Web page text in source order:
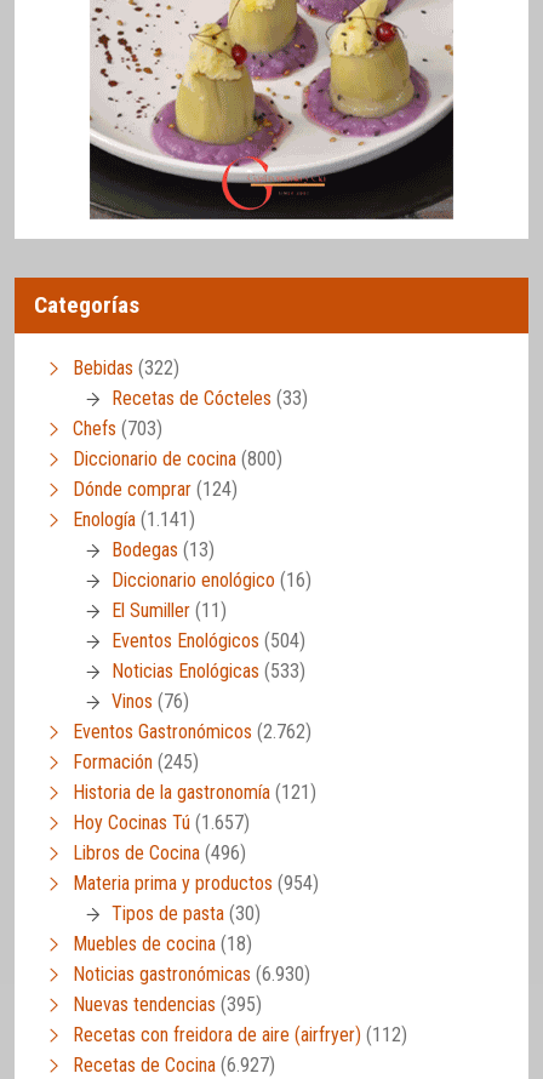
Categorías
Bebidas (322)
Recetas de Cócteles (33)
Chefs (703)
Diccionario de cocina (800)
Dónde comprar (124)
Enología (1.141)
Bodegas (13)
Diccionario enológico (16)
El Sumiller (11)
Eventos Enológicos (504)
Noticias Enológicas (533)
Vinos (76)
Eventos Gastronómicos (2.762)
Formación (245)
Historia de la gastronomía (121)
Hoy Cocinas Tú (1.657)
Libros de Cocina (496)
Materia prima y productos (954)
Tipos de pasta (30)
Muebles de cocina (18)
Noticias gastronómicas (6.930)
Nuevas tendencias (395)
Recetas con freidora de aire (airfryer) (112)
Recetas de Cocina (6.927)